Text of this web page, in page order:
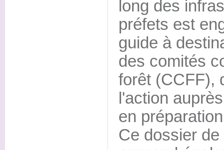
long des
préfets est
guide à
des comités
forêt (CCFF),
l'action
en
Ce dossier